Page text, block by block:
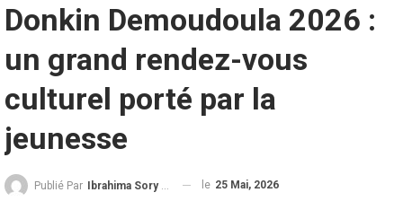
Donkin Demoudoula 2026 :
un grand rendez-vous
culturel porté par la
jeunesse
Publié Par Ibrahima Sory Diallo le 25 Mai, 2026